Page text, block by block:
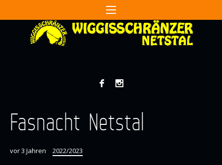
Fasnacht Netstal
vor 3 Jahren 2022/2023